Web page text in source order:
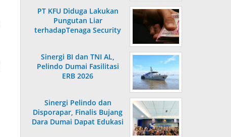
PT KFU Diduga Lakukan
Pungutan Liar
terhadapTenaga Security
Sinergi BI dan TNI AL,
Pelindo Dumai Fasilitasi
ERB 2026
Sinergi Pelindo dan
Disporapar, Finalis Bujang
Dara Dumai Dapat Edukasi